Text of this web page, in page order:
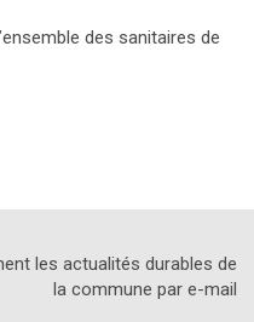
des sanitaires de
les actualités durables de
la commune par e-mail